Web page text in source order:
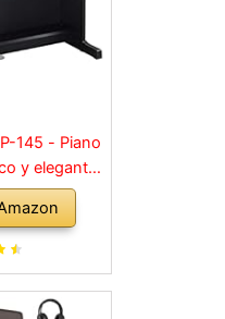
145 - Piano
y elegante
aficionados,
de la casa,